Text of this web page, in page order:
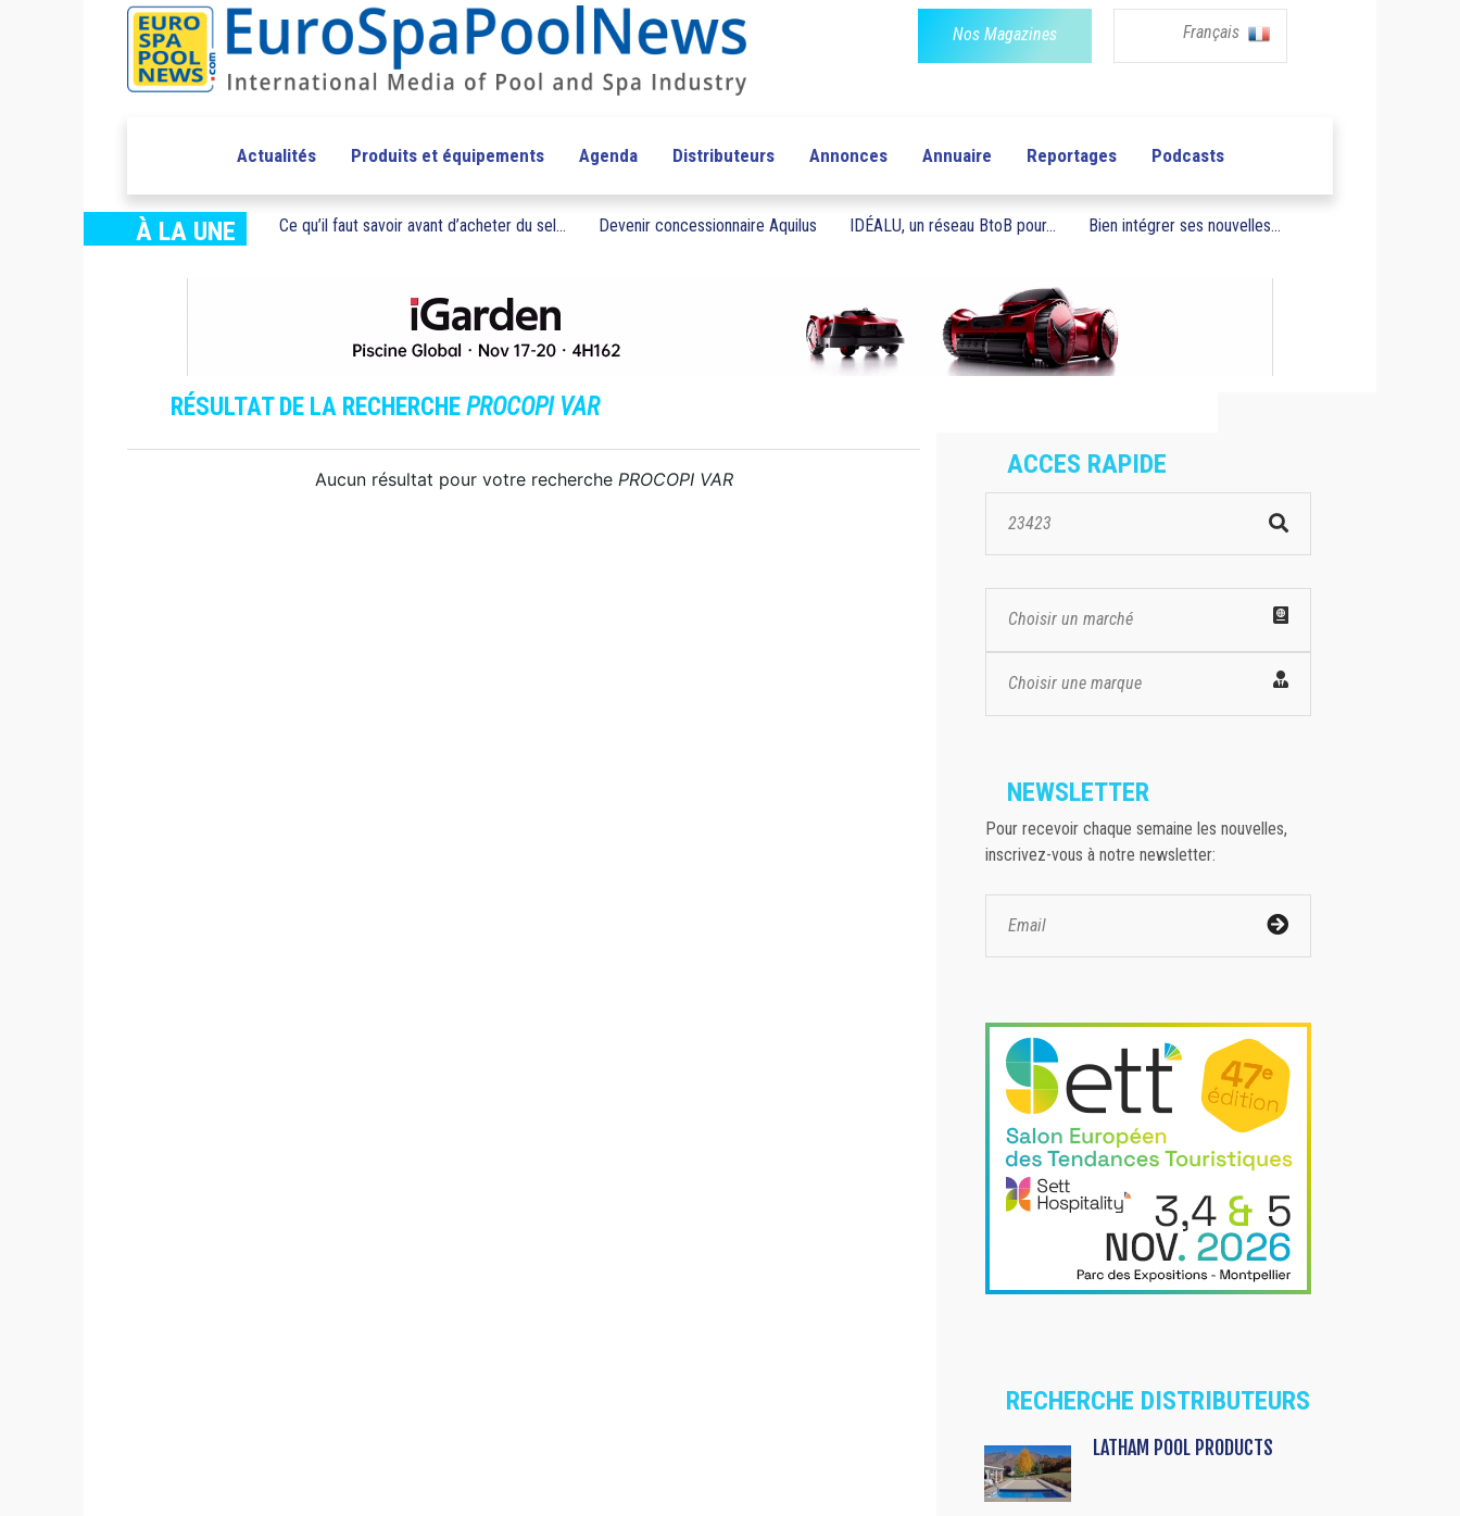
Nos Magazines Français
Actualités Produits et équipements Agenda Distributeurs Annonces Annuaire Reportages Podcasts
À LA UNE Ce qu’il faut savoir avant d’acheter du sel... Devenir concessionnaire Aquilus IDÉALU, un réseau BtoB pour... Bien intégrer ses nouvelles...
RÉSULTAT DE LA RECHERCHEPROCOPI VAR
Aucun résultat pour votre recherche PROCOPI VAR ACCES RAPIDE
Choisir un marché
Choisir une marque
NEWSLETTER
Pour recevoir chaque semaine les nouvelles,
inscrivez-vous à notre newsletter:
RECHERCHE DISTRIBUTEURS
LATHAM POOL PRODUCTS